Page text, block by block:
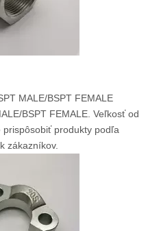
MALE/BSPT FEMALE
BSPT FEMALE. Veľkosť od
prispôsobiť produkty podľa
zákazníkov.